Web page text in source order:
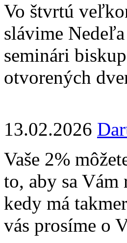
Vo štvrtú
slávime
seminári
otvorených
13.02.2026
Vaše 2%
to, aby sa Vám
kedy má
vás prosíme o